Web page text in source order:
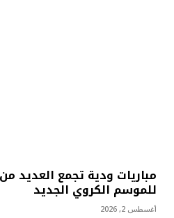
مباريات ودية تجمع العديد
للموسم الكروي الجديد
أغسطس 2, 2026